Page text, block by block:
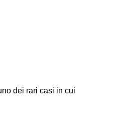
dei rari casi in cui